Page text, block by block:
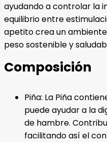
ayudando a controlar la
equilibrio entre
apetito crea un
peso sostenible y
Composición
Piña: La Piña
puede ayudar a la
de hambre.
facilitando así el